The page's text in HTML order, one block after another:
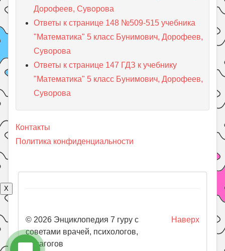
Дорофеев, Суворова
Ответы к странице 148 №509-515 учебника
"Математика" 5 класс Бунимович, Дорофеев,
Суворова
Ответы к странице 147 ГДЗ к учебнику
"Математика" 5 класс Бунимович, Дорофеев,
Суворова
Контакты
Политика конфиденциальности
X
Наверх
© 2026 Энциклопедия 7 гуру с
советами врачей, психологов,
педагогов